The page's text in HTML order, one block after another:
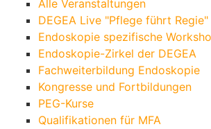
Alle Veranstaltungen
DEGEA Live "Pflege führt Regie"
Endoskopie spezifische
Endoskopie-Zirkel der DEGEA
Fachweiterbildung Endoskopie
Kongresse und Fortbildungen
PEG-Kurse
Qualifikationen für MFA